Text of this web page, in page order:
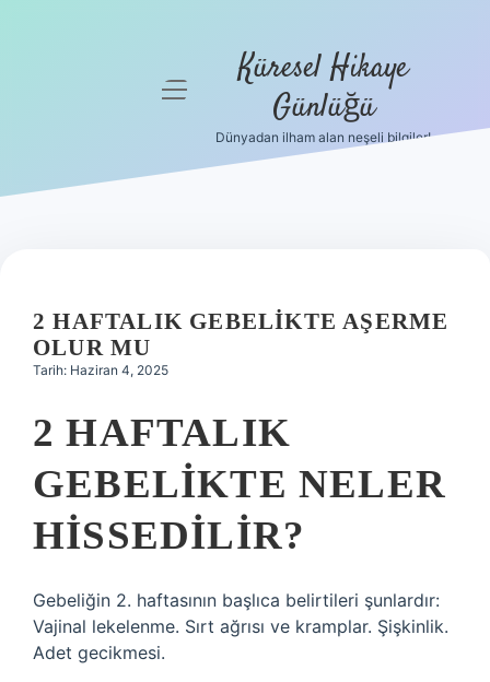
Hakkımızda
menüyü
Küresel Hikaye
Günlüğü
Dünyadan ilham alan neşeli bilgiler!
2 HAFTALIK GEBELIKTE AŞERME
OLUR MU
Tarih: Haziran 4, 2025
2 HAFTALIK
GEBELIKTE NELER
HISSEDILIR?
Gebeliğin 2. haftasının başlıca belirtileri şunlardır:
Vajinal lekelenme. Sırt ağrısı ve kramplar. Şişkinlik.
Adet gecikmesi.